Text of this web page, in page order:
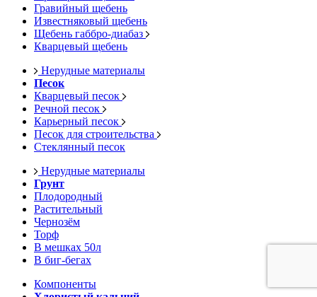
Гравийный щебень
Известняковый щебень
Щебень габбро-диабаз
Кварцевый щебень
Нерудные материалы
Песок
Кварцевый песок
Речной песок
Карьерный песок
Песок для строительства
Стеклянный песок
Нерудные материалы
Грунт
Плодородный
Растительный
Чернозём
Торф
В мешках 50л
В биг-бегах
Компоненты